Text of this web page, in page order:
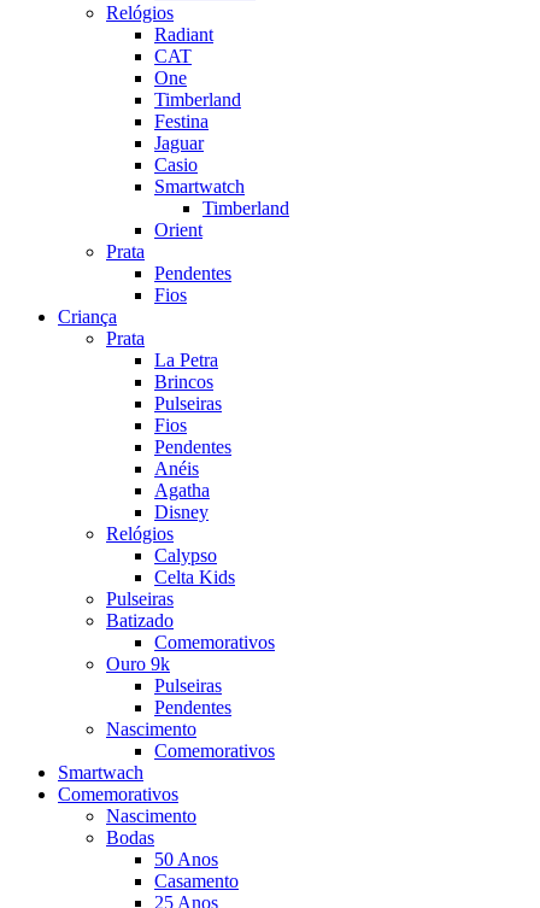
Relógios
Radiant
CAT
One
Timberland
Festina
Jaguar
Casio
Smartwatch
Timberland
Orient
Prata
Pendentes
Fios
Criança
Prata
La Petra
Brincos
Pulseiras
Fios
Pendentes
Anéis
Agatha
Disney
Relógios
Calypso
Celta Kids
Pulseiras
Batizado
Comemorativos
Ouro 9k
Pulseiras
Pendentes
Nascimento
Comemorativos
Smartwach
Comemorativos
Nascimento
Bodas
50 Anos
Casamento
25 Anos